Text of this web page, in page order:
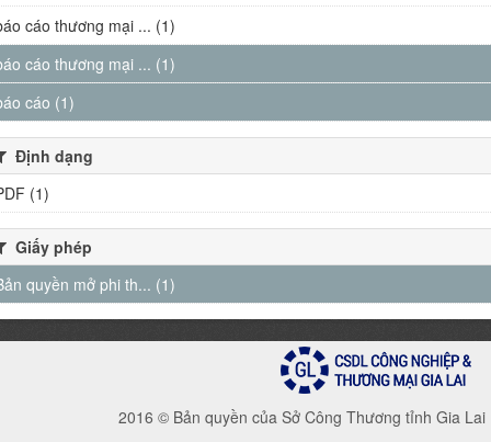
cáo thương mại ... (1)
cáo thương mại ... (1)
cáo (1)
Định dạng
(1)
Giấy phép
quyền mở phi th... (1)
2016 © Bản quyền của Sở Công Thương tỉnh Gia Lai